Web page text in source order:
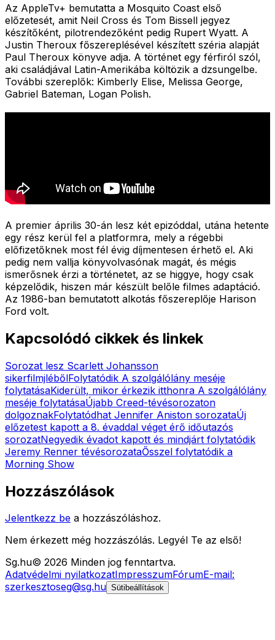
Az AppleTv+ bemutatta a Mosquito Coast első
előzetesét, amit Neil Cross és Tom Bissell jegyez
készítőként, pilotrendezőként pedig Rupert Wyatt. A
Justin Theroux főszereplésével készített széria alapját
Paul Theroux könyve adja. A történet egy férfiról szól,
aki családjával Latin-Amerikába költözik a dzsungelbe.
További szereplők: Kimberly Elise, Melissa George,
Gabriel Bateman, Logan Polish.
A premier április 30-án lesz két epizóddal, utána hetente
egy rész kerül fel a platformra, mely a régebbi
előfizetőknek most fél évig díjmentesen érhető el. Aki
pedig nem vallja könyvolvasónak magát, és mégis
ismerősnek érzi a történetet, az se higgye, hogy csak
képzelődik, hiszen már készült belőle filmes adaptáció.
Az 1986-ban bemutatott alkotás főszereplője Harison
Ford volt.
Kapcsolódó cikkek és linkek
Sorozat lesz Scarlett Johansson
sikerfilmjlébőlFolytatódik A szolgálólány meséje
folytatásaKiderült, mikor érkezik itthonra A szolgálólány
meséje folytatásaÚjabb Creed-tévésorozaton
dolgoznakFolytatódhat Jennifer Aniston sorozataÚj
előzetest kapott a 8. évaddal véget érő időutazós
sorozatNegyedik évadot kapott és mindjárt folytatódik
Jeremy Renner tévésorozataŐsszel folytatódik a
Morning Show
Hozzászólások
Jelentkezz be a hozzászóláshoz.
Nem érkezett még hozzászólás. Legyél Te az első!
Sg.hu© 2026 Minden jog fenntartva.
Adatvédelmi nyilatkozatImpresszumFórumE-mail:
szerkesztoseg@sg.hu Sütibeállítások